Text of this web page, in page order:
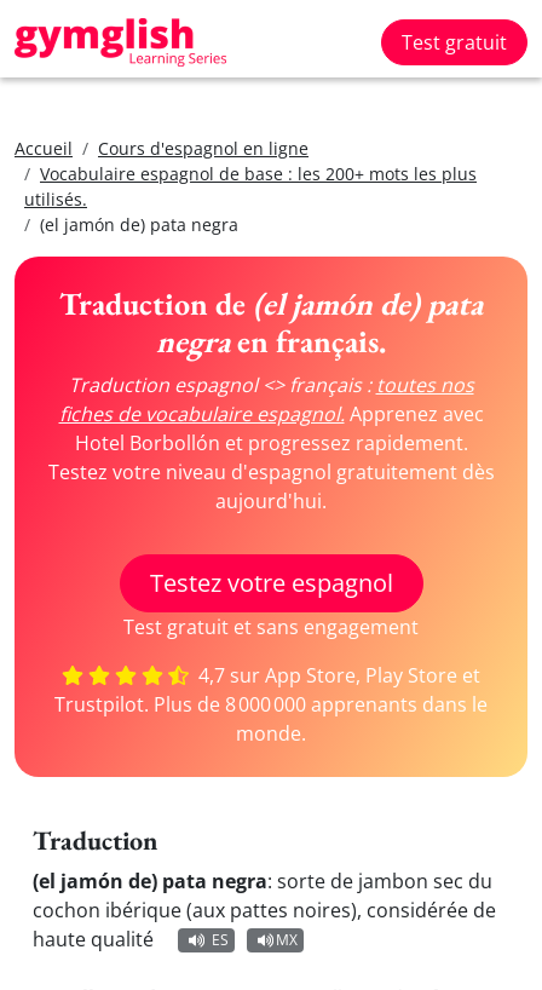
Test gratuit
Accueil
Cours d'espagnol en ligne
Vocabulaire espagnol de base : les 200+ mots les plus
utilisés.
(el jamón de) pata negra
Traduction de (el jamón de) pata
negraen français.
Traduction espagnol <> français : toutes nos
fiches de vocabulaire espagnol.Apprenez avec
Hotel Borbollón et progressez rapidement.
Testez votre niveau d'espagnol gratuitement dès
aujourd'hui.
Testez votre espagnol
Test gratuit et sans engagement
4,7 sur App Store, Play Store et
Trustpilot. Plus de 8 000 000 apprenants dans le
monde.
Traduction
(el jamón de) pata negra: sorte de jambon sec du
cochon ibérique (aux pattes noires), considérée de
haute qualité
ES MX